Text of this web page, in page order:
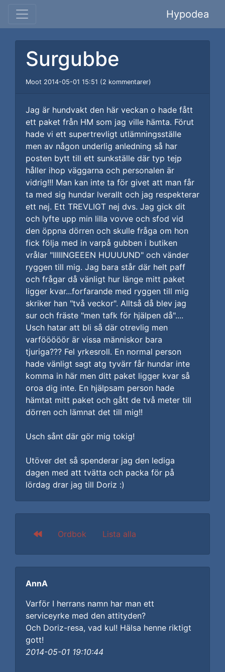
Hypodea
Surgubbe
Moot 2014-05-01 15:51 (2 kommentarer)
Jag är hundvakt den här veckan o hade fått
ett paket från HM som jag ville hämta. Förut
hade vi ett supertrevligt utlämningsställe
men av någon underlig anledning så har
posten bytt till ett sunkställe där typ tejp
håller ihop väggarna och personalen är
vidrig!!! Man kan inte ta för givet att man får
ta med sig hundar lverallt och jag respekterar
ett nej. Ett TREVLIGT nej dvs. Jag gick dit
och lyfte upp min lilla vovve och sfod vid
den öppna dörren och skulle fråga om hon
fick följa med in varpå gubben i butiken
vrålar "IIIIINGEEEN HUUUUND" och vänder
ryggen till mig. Jag bara står där helt paff
och frågar då vänligt hur länge mitt paket
ligger kvar...forfarande med ryggen till mig
skriker han "två veckor". Alltså då blev jag
sur och fräste "men tafk för hjälpen då"....
Usch hatar att bli så där otrevlig men
varfööööör är vissa människor bara
tjuriga??? Fel yrkesroll. En normal person
hade vänligt sagt atg tyvärr får hundar inte
komma in här men ditt paket ligger kvar så
oroa dig inte. En hjälpsam person hade
hämtat mitt paket och gått de två meter till
dörren och lämnat det till mig!!
Usch sånt där gör mig tokig!
Utöver det så spenderar jag den lediga
dagen med att tvätta och packa för på
lördag drar jag till Doriz :)
Ordbok Lista alla
AnnA
Varför I herrans namn har man ett
serviceyrke med den attityden?
Och Doriz-resa, vad kul! Hälsa henne riktigt
gott!
2014-05-01 19:10:44